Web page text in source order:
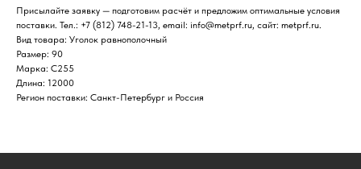
Присылайте заявку — подготовим расчёт и предложим оптимальные условия
поставки. Тел.: +7 (812) 748-21-13, email: info@metprf.ru, сайт: metprf.ru.
Вид товара: Уголок равнополочный
Размер: 90
Марка: С255
Длина: 12000
Регион поставки: Санкт-Петербург и Россия